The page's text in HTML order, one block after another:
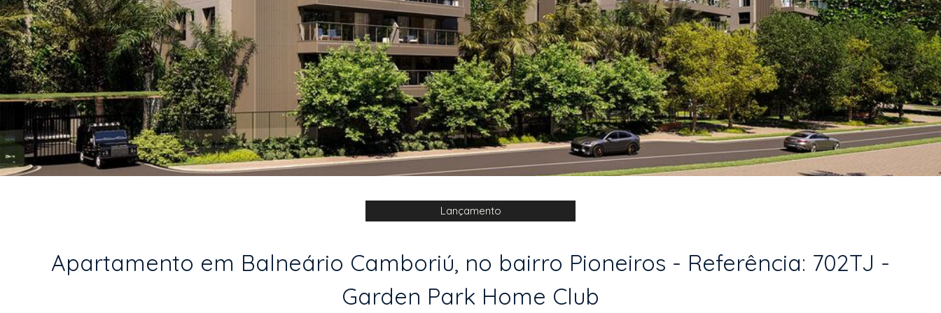
Lançamento
Apartamento em Balneário Camboriú, no bairro Pioneiros - Referência: 702TJ -
Garden Park Home Club